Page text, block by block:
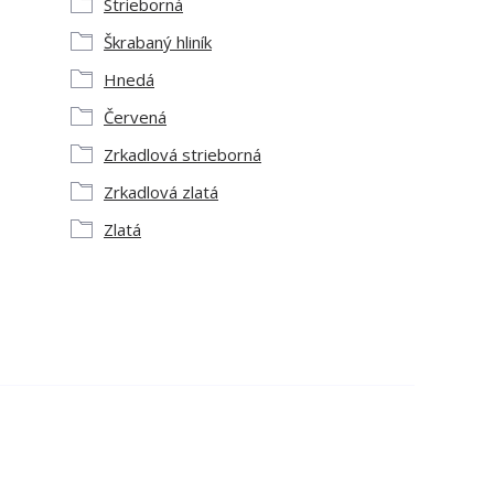
Strieborná
Škrabaný hliník
Hnedá
Červená
Zrkadlová strieborná
Zrkadlová zlatá
Zlatá